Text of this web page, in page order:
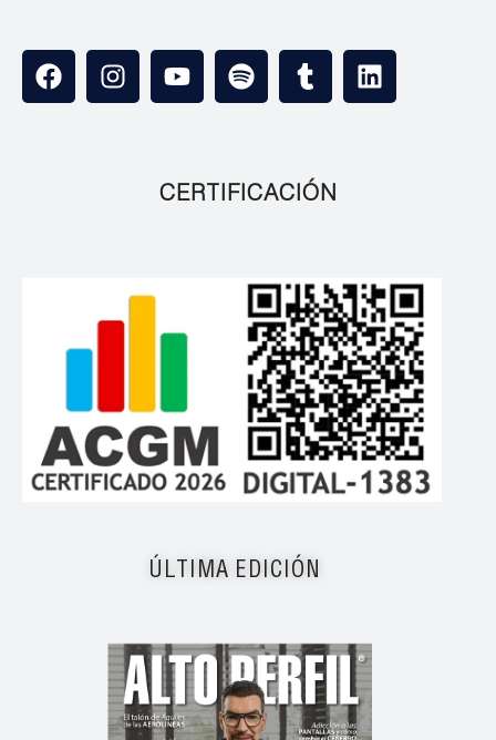
CERTIFICACIÓN
ÚLTIMA EDICIÓN